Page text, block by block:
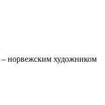
– норвежским художником